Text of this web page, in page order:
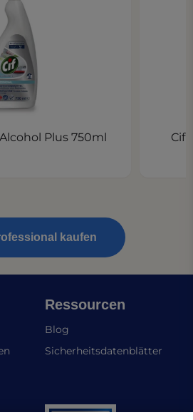
Plus 750ml Cif
kaufen
Ressourcen
Blog
Sicherheitsdatenblätter